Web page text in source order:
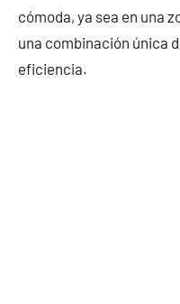
cómoda, ya sea en una
una combinación única
eficiencia.